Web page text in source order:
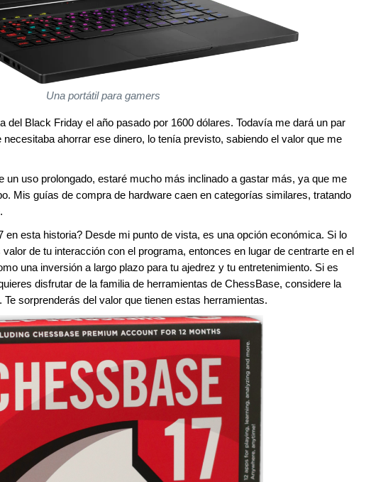
Una portátil para gamers
del Black Friday el año pasado por 1600 dólares. Todavía me dará un par
ahorrar ese dinero, lo tenía previsto, sabiendo el valor que me
un uso prolongado, estaré mucho más inclinado a gastar más, ya que me
Mis guías de compra de hardware caen en categorías similares, tratando
en esta historia? Desde mi punto de vista, es una opción económica. Si lo
de tu interacción con el programa, entonces en lugar de centrarte en el
una inversión a largo plazo para tu ajedrez y tu entretenimiento. Si es
disfrutar de la familia de herramientas de ChessBase, considere la
sorprenderás del valor que tienen estas herramientas.